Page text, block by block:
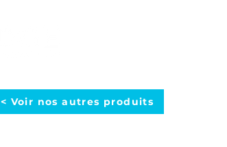
< Voir nos autres produits